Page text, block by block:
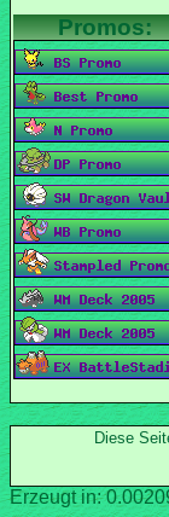
Diese
Erzeugt in: